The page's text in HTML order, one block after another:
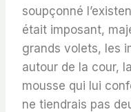
soupçonné
était imposant,
grands volets, les
autour de la cour,
mousse qui lui
ne tiendrais pas